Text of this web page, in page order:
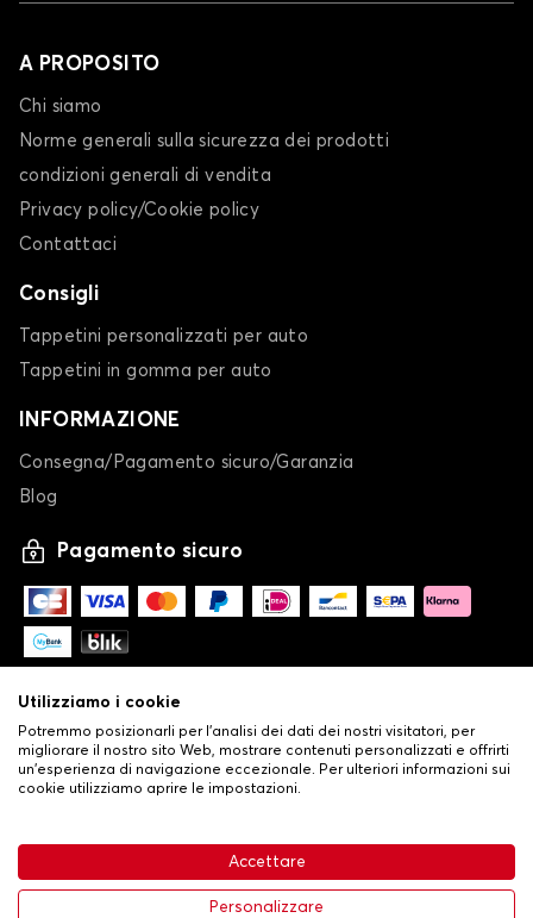
63,99 € Aggiungi al carrello
A PROPOSITO
Chi siamo
Norme generali sulla sicurezza dei prodotti
condizioni generali di vendita
Privacy policy/Cookie policy
Contattaci
Consigli
Tappetini personalizzati per auto
Tappetini in gomma per auto
INFORMAZIONE
Consegna/Pagamento sicuro/Garanzia
Blog
Pagamento sicuro
Condizioni generali di vendita•
Politica sulla privacy e sui cookie•Livraison
Utilizziamo i cookie
Potremmo posizionarli per l'analisi dei dati dei nostri visitatori, per
migliorare il nostro sito Web, mostrare contenuti personalizzati e offrirti
un'esperienza di navigazione eccezionale. Per ulteriori informazioni sui
cookie utilizziamo aprire le impostazioni.
Accettare
Personalizzare